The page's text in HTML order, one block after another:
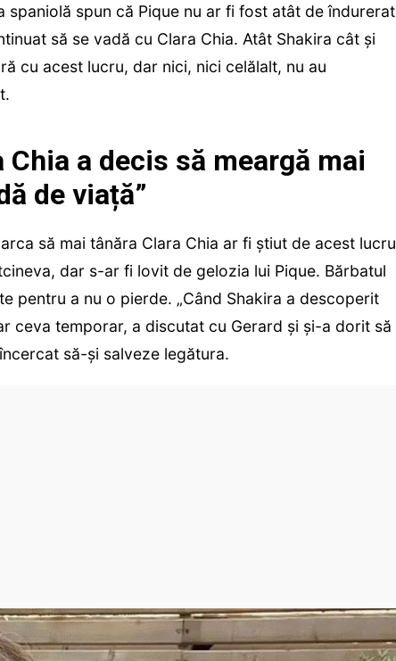
spaniolă spun că Pique nu ar fi fost atât de îndurerat
să se vadă cu Clara Chia. Atât Shakira cât și
cu acest lucru, dar nici, nici celălalt, nu au
Chia a decis să meargă mai
de viață”
să mai tânăra Clara Chia ar fi știut de acest lucru
dar s-ar fi lovit de gelozia lui Pique. Bărbatul
pentru a nu o pierde. „Când Shakira a descoperit
ceva temporar, a discutat cu Gerard și și-a dorit să
să-și salveze legătura.